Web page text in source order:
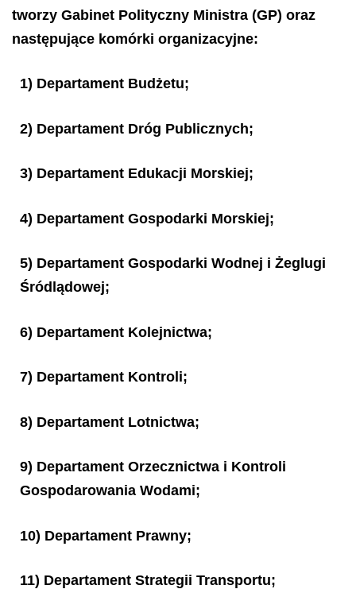
tworzy Gabinet Polityczny Ministra (GP) oraz
następujące komórki organizacyjne:
1) Departament Budżetu;
2) Departament Dróg Publicznych;
3) Departament Edukacji Morskiej;
4) Departament Gospodarki Morskiej;
5) Departament Gospodarki Wodnej i Żeglugi
Śródlądowej;
6) Departament Kolejnictwa;
7) Departament Kontroli;
8) Departament Lotnictwa;
9) Departament Orzecznictwa i Kontroli
Gospodarowania Wodami;
10) Departament Prawny;
11) Departament Strategii Transportu;